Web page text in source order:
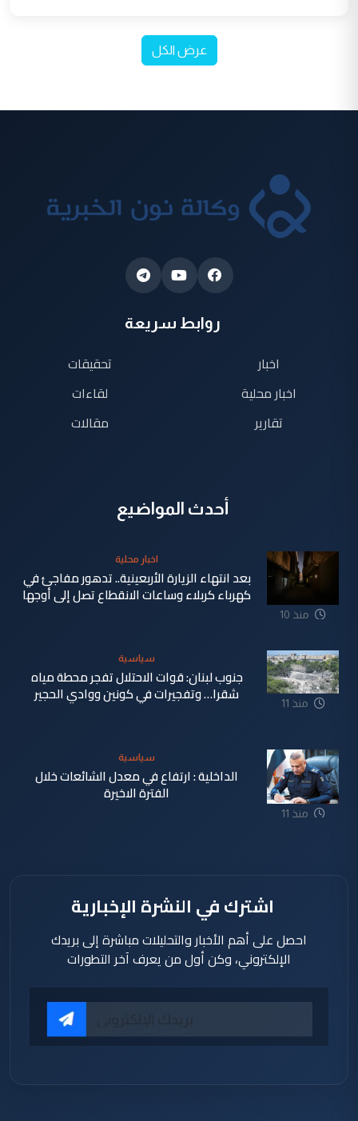
عرض الكل
روابط سريعة
اخبار
اخبار محلية
تقارير
تحقيقات
لقاءات
مقالات
أحدث المواضيع
منذ 10
اخبار محلية
بعد انتهاء الزيارة الأربعينية.. تدهور مفاجئ في
كهرباء كربلاء وساعات الانقطاع تصل إلى أوجها
منذ 11
سياسية
جنوب لبنان: قوات الاحتلال تفجر محطة مياه
شقرا… وتفجيرات في كونين ووادي الحجير
منذ 11
سياسية
الداخلية : ارتفاع في معدل الشائعات خلال
الفترة الاخيرة
اشترك في النشرة الإخبارية
احصل على أهم الأخبار والتحليلات مباشرة إلى بريدك
الإلكتروني، وكن أول من يعرف آخر التطورات